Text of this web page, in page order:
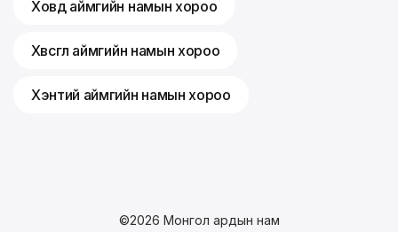
Ховд аймгийн намын хороо
Хөвсгөл аймгийн намын хороо
Хэнтий аймгийн намын хороо
©2026 Монгол ардын нам